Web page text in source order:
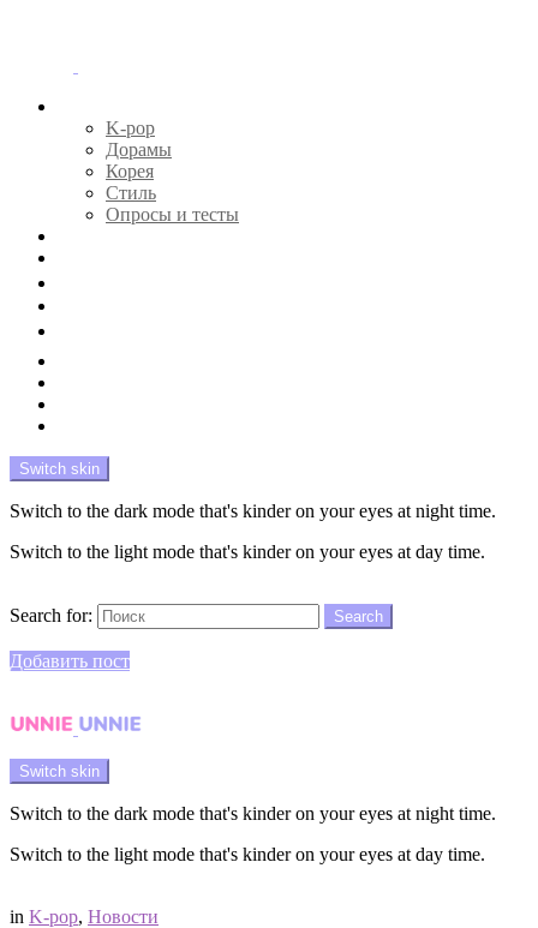
K-pop
Дорамы
Корея
Стиль
Опросы и тесты
Switch skin
Switch to the dark mode that's kinder on your eyes at night time.
Switch to the light mode that's kinder on your eyes at day time.
Search for:
Search
Добавить пост
Switch skin
Switch to the dark mode that's kinder on your eyes at night time.
Switch to the light mode that's kinder on your eyes at day time.
in K-pop, Новости